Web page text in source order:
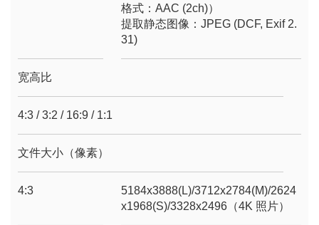
格式：AAC (2ch)）
提取静态图像：JPEG (DCF, Exif 2.
31)
宽高比
4:3 / 3:2 / 16:9 / 1:1
文件大小（像素）
4:3
5184x3888(L)/3712x2784(M)/2624
x1968(S)/3328x2496（4K 照片）